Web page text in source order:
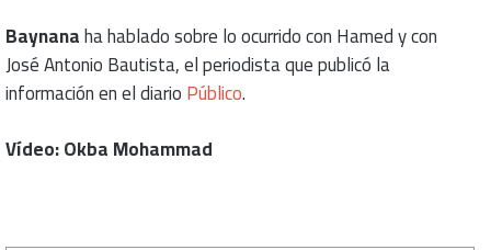
Baynanaha hablado sobre lo ocurrido con Hamed y con
José Antonio Bautista, el periodista que publicó la
información en el diarioPúblico.
Vídeo: Okba Mohammad